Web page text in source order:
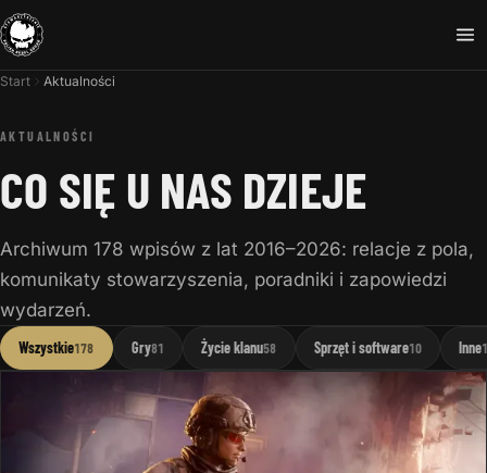
Start Aktualności
AKTUALNOŚCI
CO SIĘ U NAS DZIEJE
Archiwum 178 wpisów z lat 2016–2026: relacje z pola,
komunikaty stowarzyszenia, poradniki i zapowiedzi
wydarzeń.
Wszystkie178 Gry81 Życie klanu58 Sprzęt i software10 Inne